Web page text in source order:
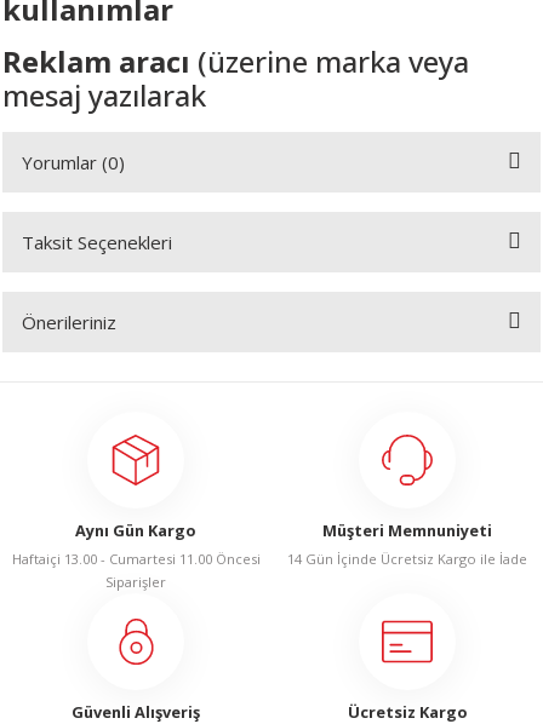
kullanımlar
Reklam aracı (üzerine marka veya
mesaj yazılarak
Yorumlar (0)
Bu ürüne ilk yorumu siz yapın!
Taksit Seçenekleri
Önerileriniz
Görüş ve önerileriniz için teşekkür ederiz.
Ürün açıklamasında eksik bilgiler bulunuyor.
Ürün bilgilerinde hatalar bulunuyor.
Ürün fiyatı diğer sitelerden daha pahalı.
Bu ürüne benzer farklı alternatifler olmalı.
Aynı Gün Kargo
Haftaiçi 13.00 - Cumartesi 11.00 Öncesi
Siparişler
Müşteri Memnuniyeti
14 Gün İçinde Ücretsiz Kargo ile İade
Güvenli Alışveriş Ücretsiz Kargo